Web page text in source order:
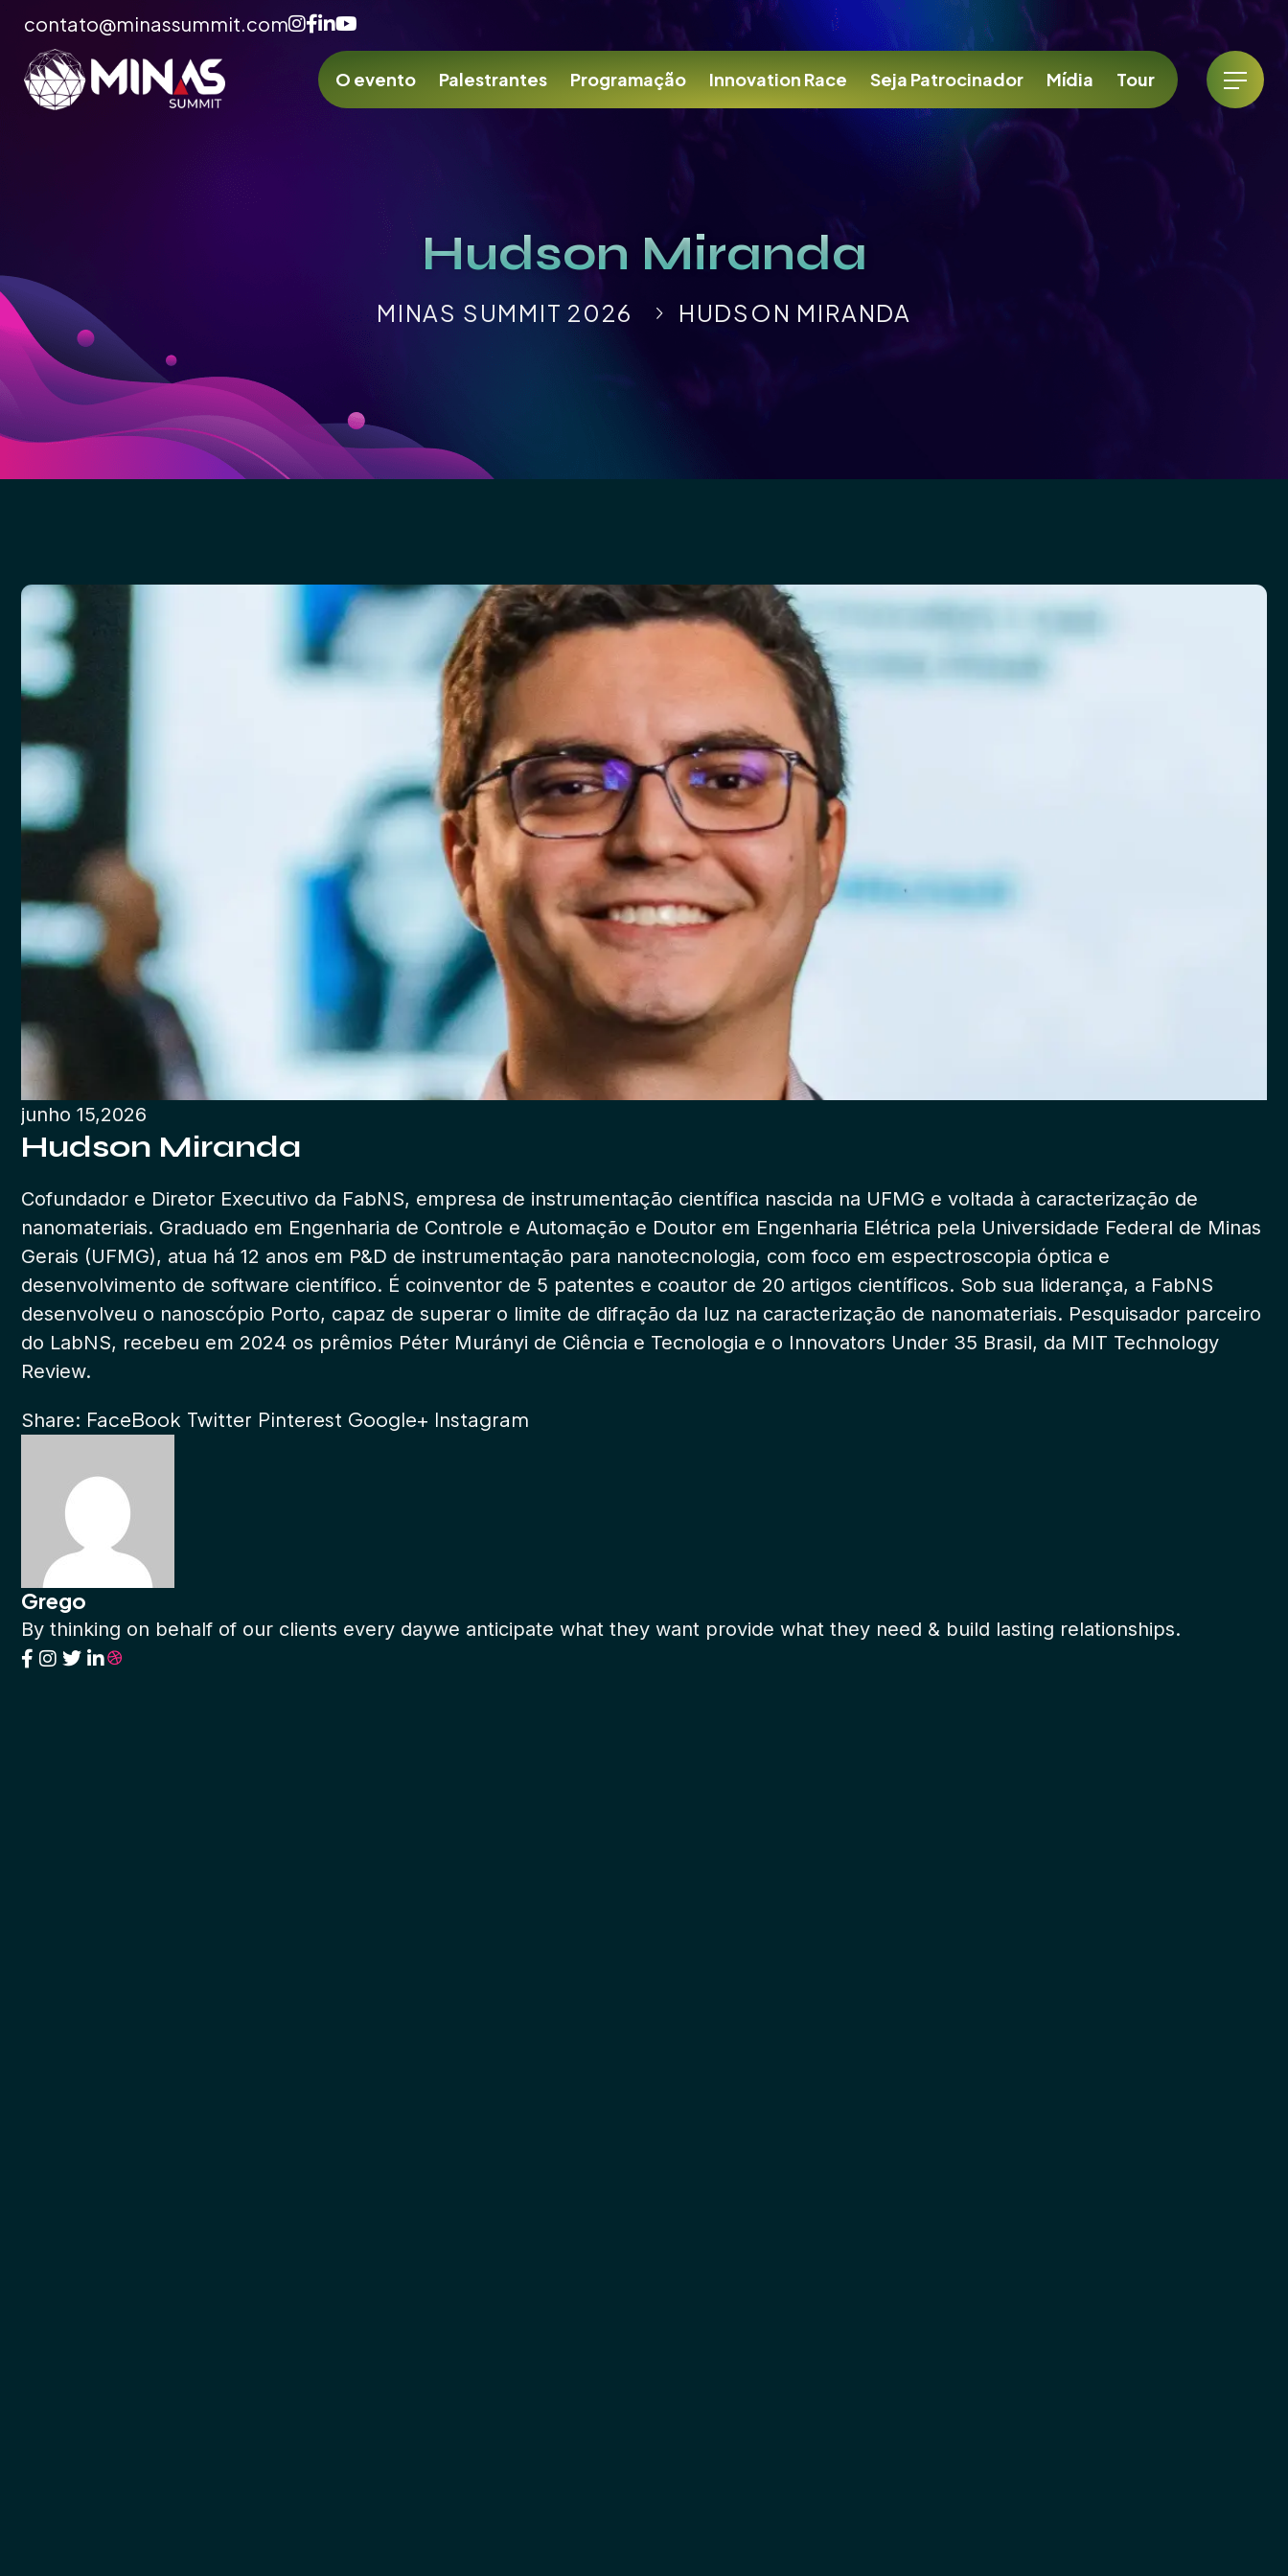
contato@minassummit.com
O evento Palestrantes Programação Innovation Race Seja Patrocinador Mídia Tour
Hudson Miranda
MINAS SUMMIT 2026 HUDSON MIRANDA
junho 15,2026
Hudson Miranda
Cofundador e Diretor Executivo da FabNS, empresa de instrumentação científica nascida na UFMG e voltada à caracterização de
nanomateriais. Graduado em Engenharia de Controle e Automação e Doutor em Engenharia Elétrica pela Universidade Federal de Minas
Gerais (UFMG), atua há 12 anos em P&D de instrumentação para nanotecnologia, com foco em espectroscopia óptica e
desenvolvimento de software científico. É coinventor de 5 patentes e coautor de 20 artigos científicos. Sob sua liderança, a FabNS
desenvolveu o nanoscópio Porto, capaz de superar o limite de difração da luz na caracterização de nanomateriais. Pesquisador parceiro
do LabNS, recebeu em 2024 os prêmios Péter Murányi de Ciência e Tecnologia e o Innovators Under 35 Brasil, da MIT Technology
Review.
Share: FaceBook Twitter Pinterest Google+ Instagram
Grego
By thinking on behalf of our clients every daywe anticipate what they want provide what they need & build lasting relationships.